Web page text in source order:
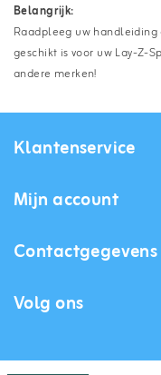
Belangrijk:
Raadpleeg uw
geschikt is voor uw Lay-Z-
andere merken!
Klantenservice
Mijn account
Contactgegevens
Volg ons